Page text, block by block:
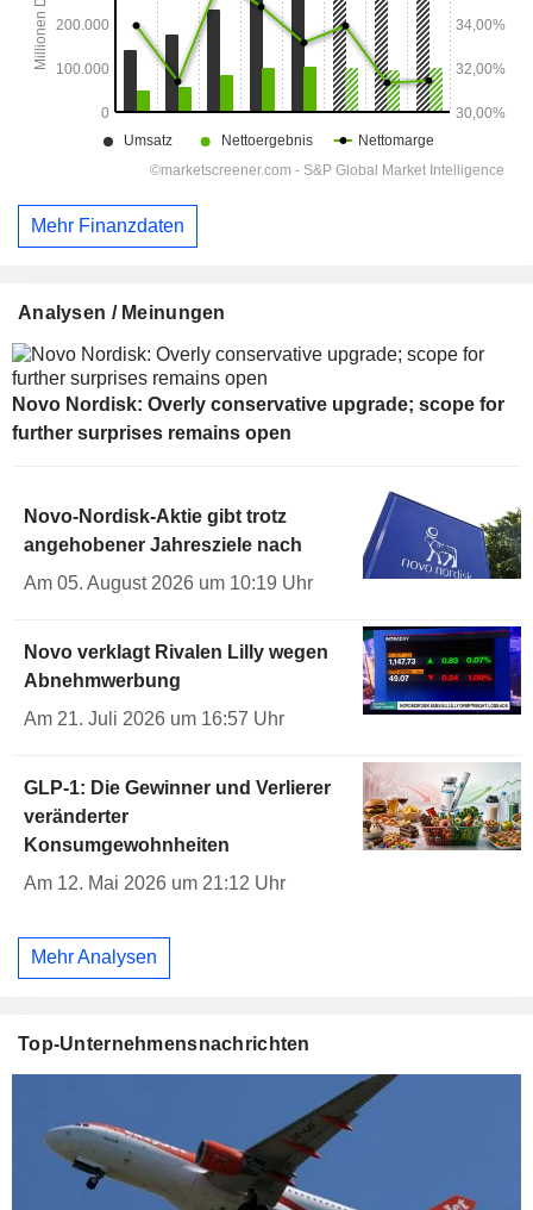
Mehr Finanzdaten
Analysen / Meinungen
Novo Nordisk: Overly conservative upgrade; scope for
further surprises remains open
Novo-Nordisk-Aktie gibt trotz
angehobener Jahresziele nach
Am 05. August 2026 um 10:19 Uhr
Novo verklagt Rivalen Lilly wegen
Abnehmwerbung
Am 21. Juli 2026 um 16:57 Uhr
GLP-1: Die Gewinner und Verlierer
veränderter
Konsumgewohnheiten
Am 12. Mai 2026 um 21:12 Uhr
Mehr Analysen
Top-Unternehmensnachrichten